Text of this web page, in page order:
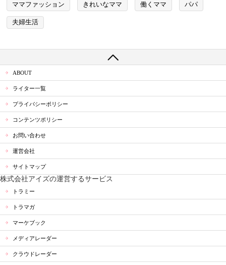
ママファッション きれいなママ 働くママ パパ
夫婦生活
ABOUT
ライター一覧
プライバシーポリシー
コンテンツポリシー
お問い合わせ
運営会社
サイトマップ
株式会社アイズの運営するサービス
トラミー
トラマガ
マーケブック
メディアレーダー
クラウドレーダー